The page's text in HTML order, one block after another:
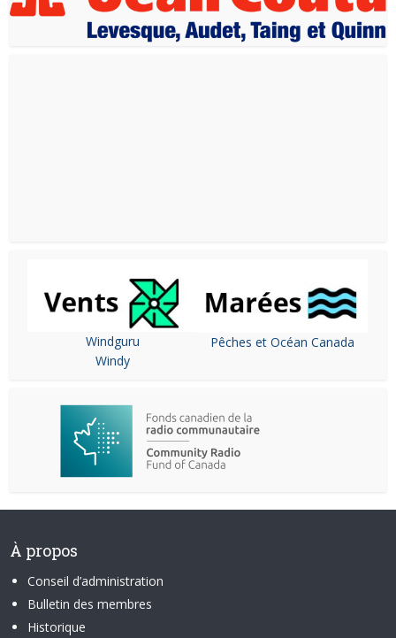
Windguru
Windy
Pêches et Océan Canada
À propos
Conseil d’administration
Bulletin des membres
Historique